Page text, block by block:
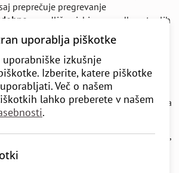
uporablja piškotke
izkušnje
Izberite, katere piškotke
Več o našem
lahko preberete v našem
.
preprečuje pregrevanje
, so odlična izbira za vadbo v toplih
ohranjati prijetno telesno
kratke hlače?
: Kratke hlače omogočajo popolno
brez ovir, kar omogoča osredotočenost na
bombaž omogoča, da vaša koža diha,
vadbah in vročih temperaturah.